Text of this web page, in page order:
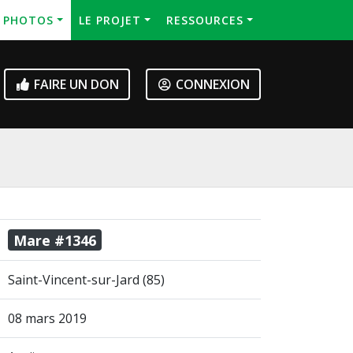
PHOTOS LE PROJET RESSOURCES
FAIRE UN DON CONNEXION
Mare #1346
Saint-Vincent-sur-Jard (85)
08 mars 2019